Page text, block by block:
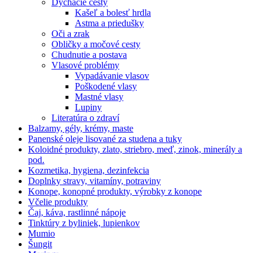
Dýchacie cesty
Kašeľ a bolesť hrdla
Astma a priedušky
Oči a zrak
Obličky a močové cesty
Chudnutie a postava
Vlasové problémy
Vypadávanie vlasov
Poškodené vlasy
Mastné vlasy
Lupiny
Literatúra o zdraví
Balzamy, gély, krémy, maste
Panenské oleje lisované za studena a tuky
Koloidné produkty, zlato, striebro, meď, zinok, minerály a
pod.
Kozmetika, hygiena, dezinfekcia
Doplnky stravy, vitamíny, potraviny
Konope, konopné produkty, výrobky z konope
Včelie produkty
Čaj, káva, rastlinné nápoje
Tinktúry z byliniek, lupienkov
Mumio
Šungit